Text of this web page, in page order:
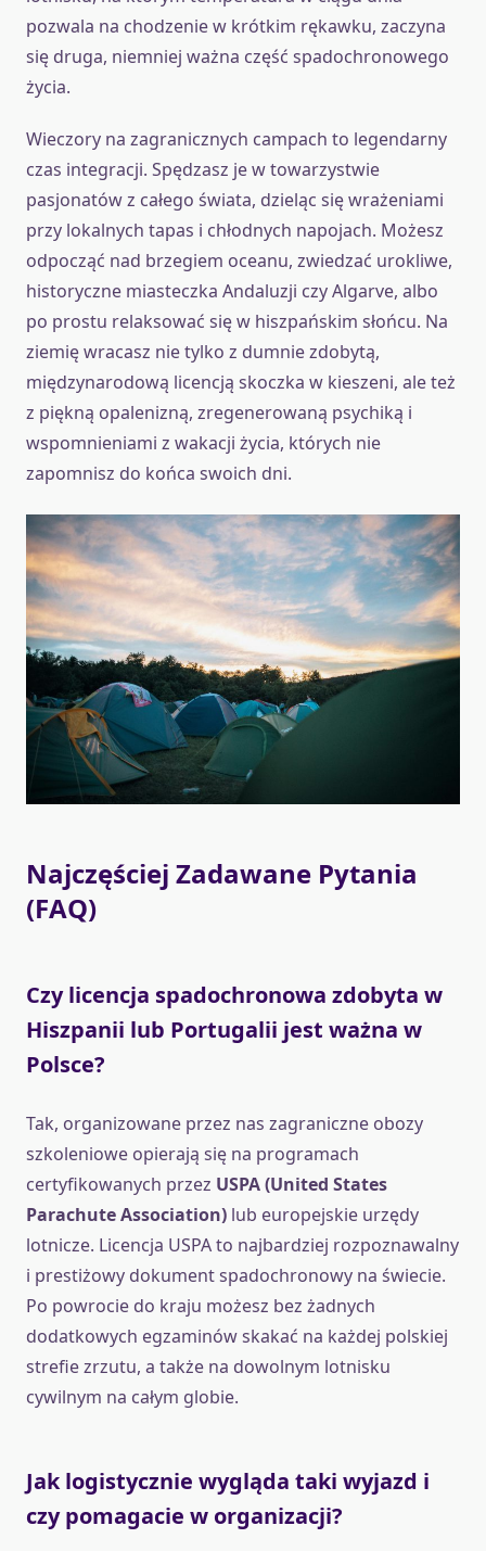
pozwala na chodzenie w krótkim rękawku, zaczyna
się druga, niemniej ważna część spadochronowego
życia.
Wieczory na zagranicznych campach to legendarny
czas integracji. Spędzasz je w towarzystwie
pasjonatów z całego świata, dzieląc się wrażeniami
przy lokalnych tapas i chłodnych napojach. Możesz
odpocząć nad brzegiem oceanu, zwiedzać urokliwe,
historyczne miasteczka Andaluzji czy Algarve, albo
po prostu relaksować się w hiszpańskim słońcu. Na
ziemię wracasz nie tylko z dumnie zdobytą,
międzynarodową licencją skoczka w kieszeni, ale też
z piękną opalenizną, zregenerowaną psychiką i
wspomnieniami z wakacji życia, których nie
zapomnisz do końca swoich dni.
Najczęściej Zadawane Pytania
(FAQ)
Czy licencja spadochronowa zdobyta w
Hiszpanii lub Portugalii jest ważna w
Polsce?
Tak, organizowane przez nas zagraniczne obozy
szkoleniowe opierają się na programach
certyfikowanych przez USPA (United States
Parachute Association) lub europejskie urzędy
lotnicze. Licencja USPA to najbardziej rozpoznawalny
i prestiżowy dokument spadochronowy na świecie.
Po powrocie do kraju możesz bez żadnych
dodatkowych egzaminów skakać na każdej polskiej
strefie zrzutu, a także na dowolnym lotnisku
cywilnym na całym globie.
Jak logistycznie wygląda taki wyjazd i
czy pomagacie w organizacji?